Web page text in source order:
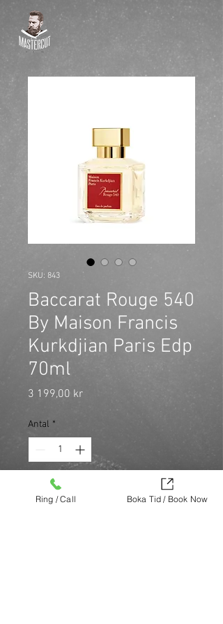
SKU: 843
Baccarat Rouge 540
By Maison Francis
Kurkdjian Paris Edp
70ml
3 199,00 krPris
Antal *
Lysande och sofistikerad, Baccarat
Rouge 540 har en blommig, ambra
Ring / Call Boka Tid / Book Now